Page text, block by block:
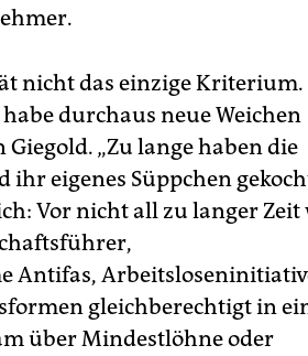
nicht das einzige Kriterium.
durchaus neue Weichen
„Zu lange haben die
eigenes Süppchen
Vor nicht all zu langer Zeit
Antifas,
gleichberechtigt in
über Mindestlöhne oder